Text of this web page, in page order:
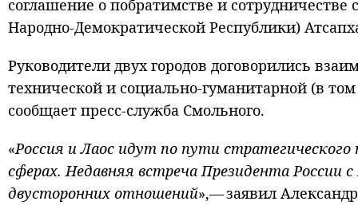
соглашение о побратимстве и сотрудничестве
Народно-Демократической Республики)
Руководители двух городов договорились
технической и социально-гуманитарной (в
сообщает пресс-служба Смольного.
«Россия и Лаос идут по пути
сферах. Недавняя встреча Президента
двусторонних отношений»,— заявил